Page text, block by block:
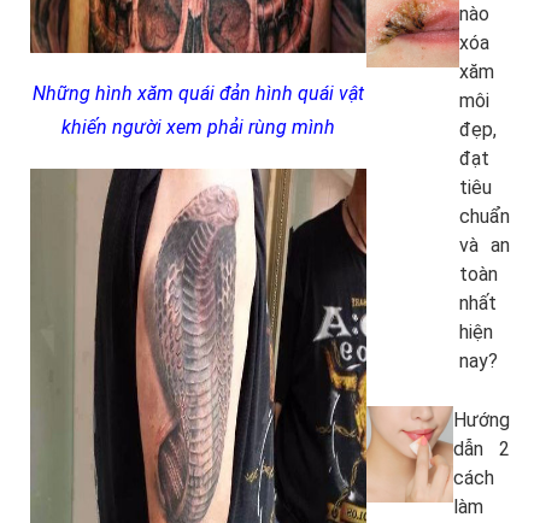
Những hình xăm quái đản hình quái vật
khiến người xem phải rùng mình
nào
xóa
xăm
môi
đẹp,
đạt
tiêu
chuẩn
và an
toàn
nhất
hiện
nay?
Hướng
dẫn 2
cách
làm